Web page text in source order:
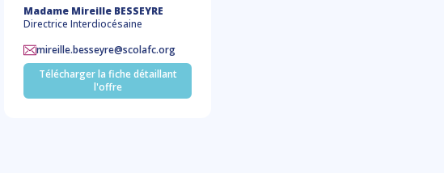
Madame Mireille BESSEYRE
Directrice Interdiocésaine
mireille.besseyre@scolafc.org
Télécharger la fiche détaillant
l'offre